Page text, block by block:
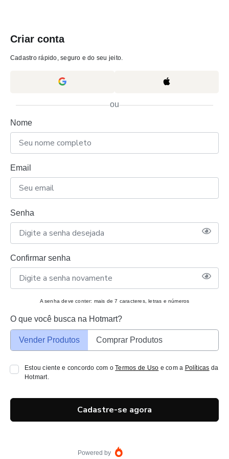
Criar conta
Cadastro rápido, seguro e do seu jeito.
ou
Nome
Email
Senha
Confirmar senha
A senha deve conter: mais de 7 caracteres, letras e números
O que você busca na Hotmart?
Vender Produtos Comprar Produtos
Estou ciente e concordo com oTermos de Uso e com a Políticas da
Hotmart.
Cadastre-se agora
Powered by